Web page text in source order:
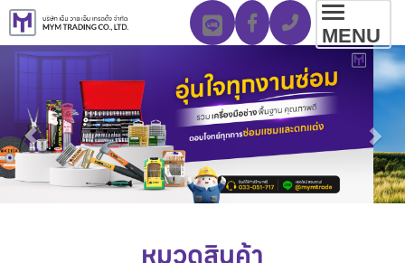
MENU
หมวดสินค้า